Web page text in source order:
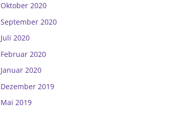
Oktober 2020
September 2020
Juli 2020
Februar 2020
Januar 2020
Dezember 2019
Mai 2019